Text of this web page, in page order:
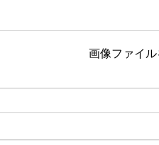
画像ファイル